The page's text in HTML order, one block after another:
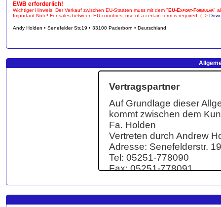
EWB erforderlich!
Wichtiger Hinweis! Der Verkauf zwischen EU-Staaten muss mit dem "EU-Export-Formular"
Important Note! For sales between EU countries, use of a certain form is required. (-->
Andy Holden • Senefelder Str.19 • 33100 Paderborn • Deutschland